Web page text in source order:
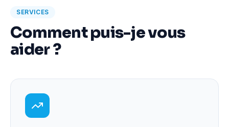
SERVICES
Comment puis-je vous
aider ?